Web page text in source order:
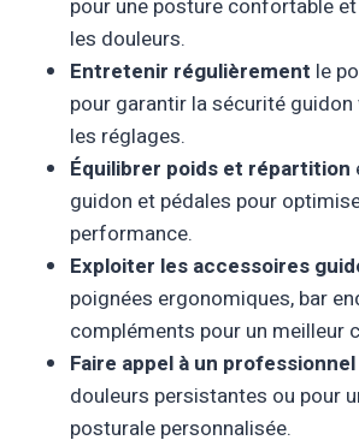
pour une posture confortable
les douleurs.
Entretenir régulièrement le
pour garantir la sécurité
les réglages.
Équilibrer poids et répartition
guidon et pédales pour
performance.
Exploiter les accessoires
poignées ergonomiques, bar
compléments pour un meilleur
Faire appel à un professionnel
douleurs persistantes ou pour
posturale personnalisée.